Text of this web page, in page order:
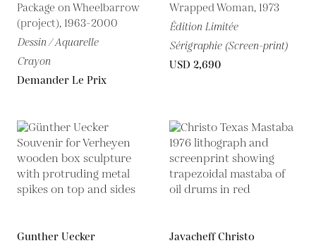
Package on Wheelbarrow
(project), 1963-2000
Dessin / Aquarelle
Crayon
Demander Le Prix
Wrapped Woman, 1973
Édition Limitée
Sérigraphie (Screen-print)
USD 2,690
Gunther Uecker
Javacheff Christo